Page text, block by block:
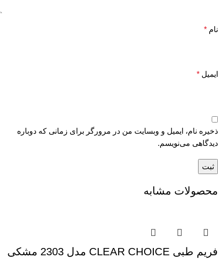
نام *
ایمیل *
ذخیره نام، ایمیل و وبسایت من در مرورگر برای زمانی که دوباره
دیدگاهی می‌نویسم.
محصولات مشابه
فریم طبی CLEAR CHOICE مدل 2303 مشکی